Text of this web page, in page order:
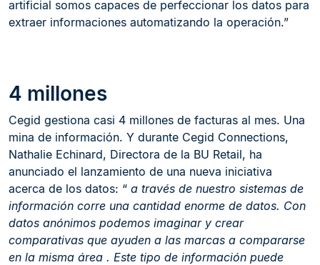
artificial somos capaces de perfeccionar los datos para
extraer informaciones automatizando la operación.”
4 millones
Cegid gestiona casi 4 millones de facturas al mes. Una
mina de información. Y durante Cegid Connections,
Nathalie Echinard, Directora de la BU Retail, ha
anunciado el lanzamiento de una nueva iniciativa
acerca de los datos: “ a través de nuestro sistemas de
información corre una cantidad enorme de datos. Con
datos anónimos podemos imaginar y crear
comparativas que ayuden a las marcas a compararse
en la misma área . Este tipo de información puede